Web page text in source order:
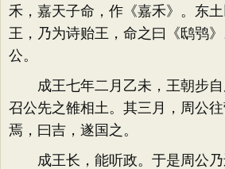
禾，嘉天子命，作《嘉禾》。东
王，乃为诗贻王，命之曰《鸱鸮
公。
成王七年二月乙未，王朝步自
召公先之雒相土。其三月，周公
焉，曰吉，遂国之。
成王长，能听政。于是周公乃